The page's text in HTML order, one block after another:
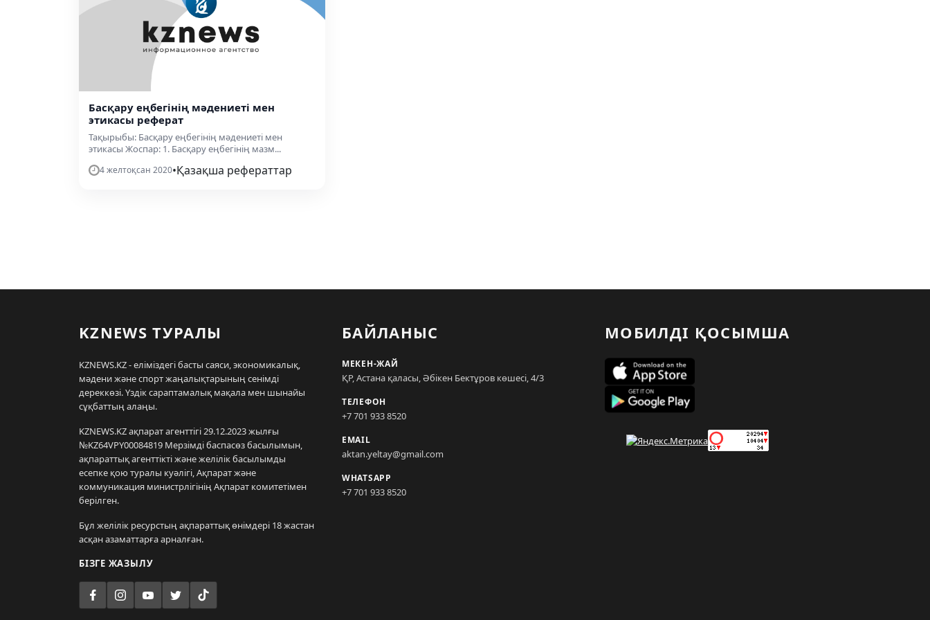
Басқару еңбегінің мәдениеті мен
этикасы реферат
Тақырыбы: Басқару еңбегінің мәдениеті мен
этикасы Жоспар: 1. Басқару еңбегінің мазм...
4 желтоқсан 2020•Қазақша рефераттар
KZNEWS ТУРАЛЫ
KZNEWS.KZ - еліміздегі басты саяси, экономикалық,
мәдени және спорт жаңалықтарының сенімді
дереккөзі. Үздік сараптамалық мақала мен шынайы
сұқбаттың алаңы.
KZNEWS.KZ ақпарат агенттігі 29.12.2023 жылғы
№KZ64VPY00084819 Мерзімді баспасөз басылымын,
ақпараттық агенттікті және желілік басылымды
есепке қою туралы куәлігі, Ақпарат және
коммуникация министрлігінің Ақпарат комитетімен
берілген.
Бұл желілік ресурстың ақпараттық өнімдері 18 жастан
асқан азаматтарға арналған.
БІЗГЕ ЖАЗЫЛУ
БАЙЛАНЫС
МЕКЕН-ЖАЙ
ҚР, Астана қаласы, Әбікен Бектұров көшесі, 4/3
ТЕЛЕФОН
+7 701 933 8520
EMAIL
aktan.yeltay@gmail.com
WHATSAPP
+7 701 933 8520
МОБИЛДІ ҚОСЫМША